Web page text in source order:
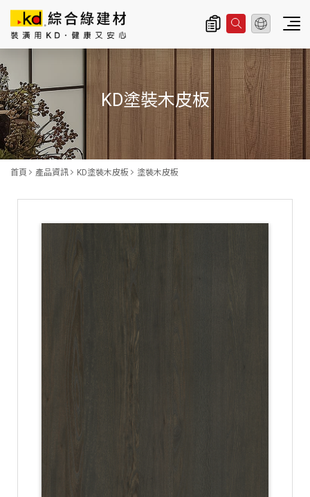
導
覽
|
K
D
科
KD塗裝木皮板
首頁 產品資訊 KD塗裝木皮板 塗裝木皮板
總公司資訊